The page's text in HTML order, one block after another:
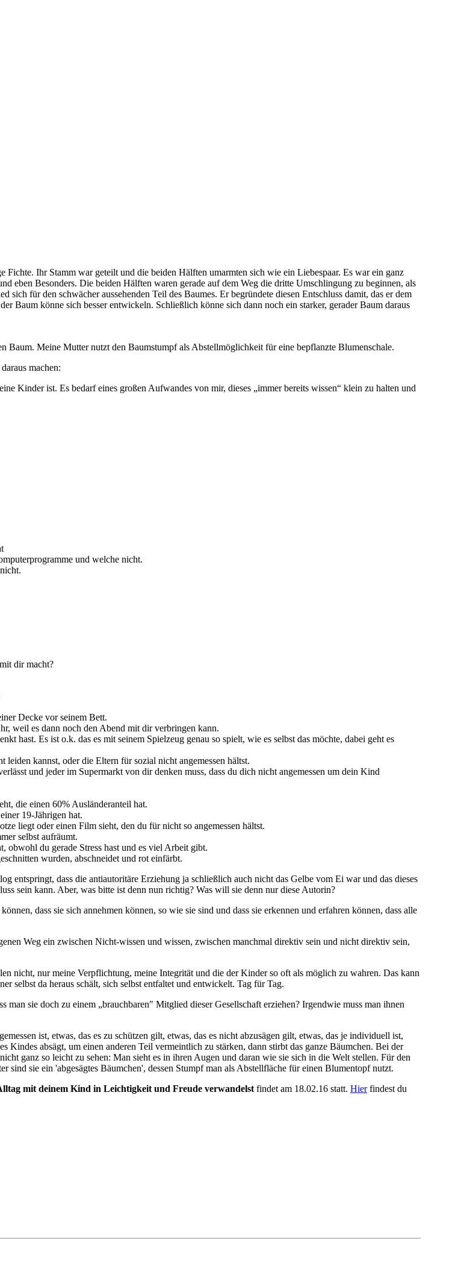
Fichte. Ihr Stamm war geteilt und die beiden Hälften umarmten sich wie ein Liebespaar. Es war ein ganz
eben Besonders. Die beiden Hälften waren gerade auf dem Weg die dritte Umschlingung zu beginnen, als
sich für den schwächer aussehenden Teil des Baumes. Er begründete diesen Entschluss damit, das er dem
Baum könne sich besser entwickeln. Schließlich könne sich dann noch ein starker, gerader Baum daraus
Baum. Meine Mutter nutzt den Baumstumpf als Abstellmöglichkeit für eine bepflanzte Blumenschale.
machen:
Kinder ist. Es bedarf eines großen Aufwandes von mir, dieses „immer bereits wissen“ klein zu halten und
und welche nicht.
dir macht?
Decke vor seinem Bett.
weil es dann noch den Abend mit dir verbringen kann.
hast. Es ist o.k. das es mit seinem Spielzeug genau so spielt, wie es selbst das möchte, dabei geht es
kannst, oder die Eltern für sozial nicht angemessen hältst.
und jeder im Supermarkt von dir denken muss, dass du dich nicht angemessen um dein Kind
die einen 60% Ausländeranteil hat.
19-Jährigen hat.
liegt oder einen Film sieht, den du für nicht so angemessen hältst.
selbst aufräumt.
obwohl du gerade Stress hast und es viel Arbeit gibt.
wurden, abschneidet und rot einfärbt.
entspringt, dass die antiautoritäre Erziehung ja schließlich auch nicht das Gelbe vom Ei war und das dieses
sein kann. Aber, was bitte ist denn nun richtig? Was will sie denn nur diese Autorin?
dass sie sich annehmen können, so wie sie sind und dass sie erkennen und erfahren können, dass alle
Weg ein zwischen Nicht-wissen und wissen, zwischen manchmal direktiv sein und nicht direktiv sein,
nicht, nur meine Verpflichtung, meine Integrität und die der Kinder so oft als möglich zu wahren. Das kann
selbst da heraus schält, sich selbst entfaltet und entwickelt. Tag für Tag.
sie doch zu einem „brauchbaren" Mitglied dieser Gesellschaft erziehen? Irgendwie muss man ihnen
ist, etwas, das es zu schützen gilt, etwas, das es nicht abzusägen gilt, etwas, das je individuell ist,
Kindes absägt, um einen anderen Teil vermeintlich zu stärken, dann stirbt das ganze Bäumchen. Bei der
ganz so leicht zu sehen: Man sieht es in ihren Augen und daran wie sie sich in die Welt stellen. Für den
sind sie ein 'abgesägtes Bäumchen', dessen Stumpf man als Abstellfläche für einen Blumentopf nutzt.
mit deinem Kind in Leichtigkeit und Freude verwandelst findet am 18.02.16 statt. Hierfindest du